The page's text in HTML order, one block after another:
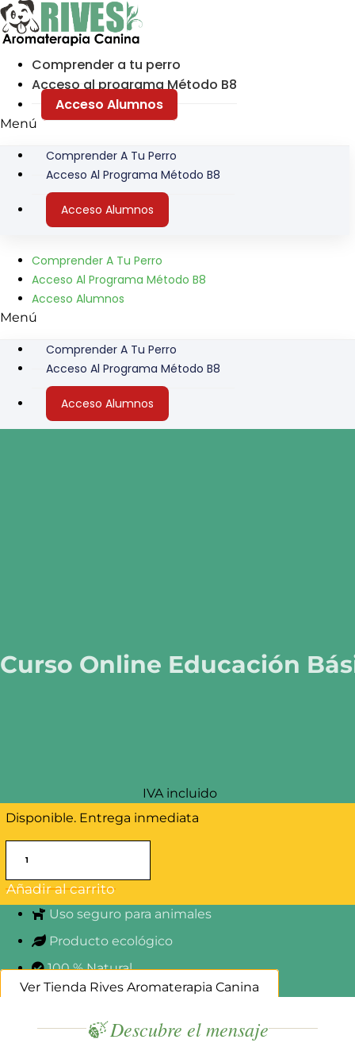
Ir
al
contenido
Comprender a tu perro
Acceso al programa Método B8
Acceso Alumnos
Menú
Comprender A Tu Perro
Acceso Al Programa Método B8
Acceso Alumnos
Comprender A Tu Perro
Acceso Al Programa Método B8
Acceso Alumnos
Menú
Comprender A Tu Perro
Acceso Al Programa Método B8
Acceso Alumnos
Curso Online Educación
IVA incluido
Disponible. Entrega inmediata
Online
Educación
Básica
cantidad
Añadir al carrito
Uso seguro para animales
Producto ecológico
100 % Natural
Ver Tienda Rives Aromaterapia Canina
🍃 Descubre el mensaje